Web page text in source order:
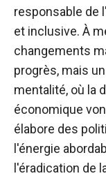
responsable de
et inclusive. À
changements
progrès, mais
mentalité, où la
économique
élabore des
l'énergie
l'éradication de